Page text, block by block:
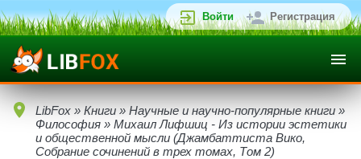
Войти Регистрация
LibFox » Книги » Научные и научно-популярные книги »
Философия » Михаил Лифшиц - Из истории эстетики
и общественной мысли (Джамбаттиста Вико,
Собрание сочинений в трех томах, Том 2)